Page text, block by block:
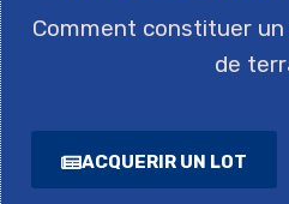
Comment constituer
de
ACQUERIR UN LOT